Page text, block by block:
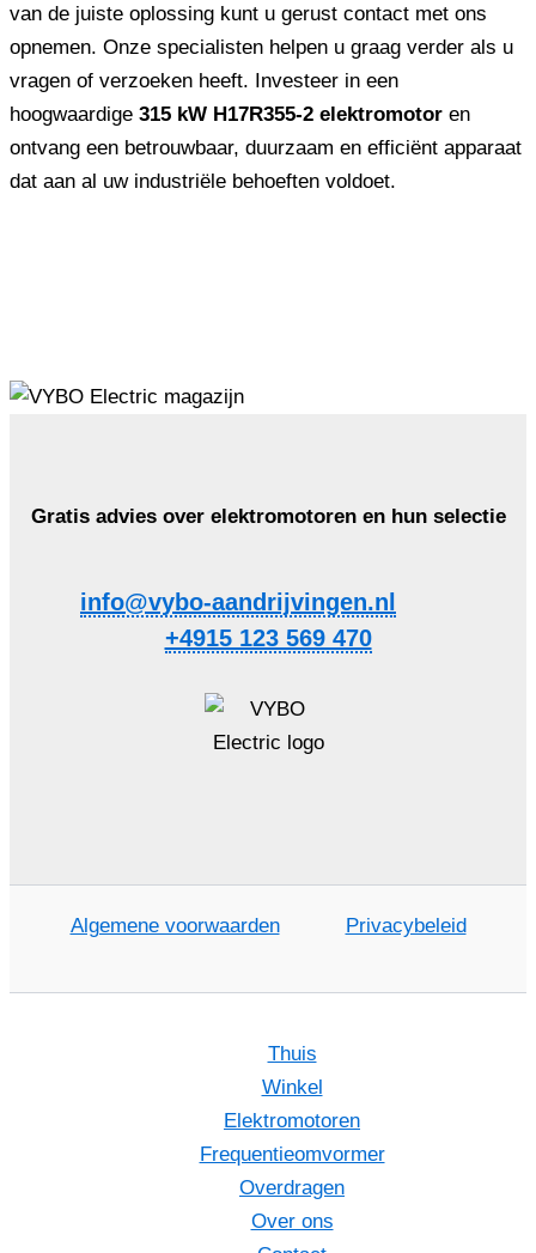
van de juiste oplossing kunt u gerust contact met ons
opnemen. Onze specialisten helpen u graag verder als u
vragen of verzoeken heeft. Investeer in een
hoogwaardige 315 kW H17R355-2 elektromotor en
ontvang een betrouwbaar, duurzaam en efficiënt apparaat
dat aan al uw industriële behoeften voldoet.
Gratis advies over elektromotoren en hun selectie
info@vybo-aandrijvingen.nl
+4915 123 569 470
Algemene voorwaarden Privacybeleid
Thuis
Winkel
Elektromotoren
Frequentieomvormer
Overdragen
Over ons